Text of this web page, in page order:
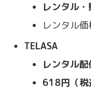
レンタル
レンタル
TELASA
レンタル配
618円（税